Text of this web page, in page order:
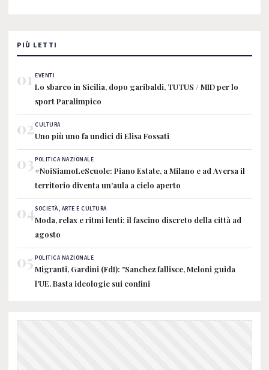
PIÙ LETTI
01 EVENTI
Lo sbarco in Sicilia, dopo garibaldi, TUTUS / MID per lo
sport Paralimpico
02CULTURA
Uno più uno fa undici di Elisa Fossati
03POLITICA NAZIONALE
#NoiSiamoLeScuole: Piano Estate, a Milano e ad Aversa il
territorio diventa un'aula a cielo aperto
04SOCIETÀ, ARTE E CULTURA
Moda, relax e ritmi lenti: il fascino discreto della città ad
agosto
05 POLITICA NAZIONALE
Migranti, Gardini (FdI): "Sanchez fallisce, Meloni guida
l'UE. Basta ideologie sui confini